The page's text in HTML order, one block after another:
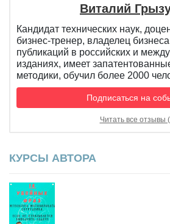
Виталий
Кандидат технических наук,
бизнес-тренер, владелец
публикаций в российских и
изданиях, имеет
методики, обучил более 2000
Подписаться на
Читать все отзывы
КУРСЫ АВТОРА